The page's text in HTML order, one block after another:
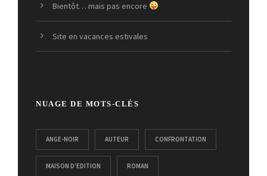
Bientôt… mais pas encore
Site en vacances estivales
NUAGE DE MOTS-CLÉS
ANGE-NOIR AUTEUR CONFRONTATION
MAISON D'EDITION ROMAN